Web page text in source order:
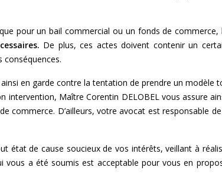
pour un bail commercial ou un fonds de commerce,
De plus, ces actes doivent contenir un
en garde contre la tentation de prendre un modèle
intervention, Maître Corentin DELOBEL vous assure
commerce. D’ailleurs, votre avocat est responsable de
état de cause soucieux de vos intérêts, veillant à
a été soumis est acceptable pour vous en